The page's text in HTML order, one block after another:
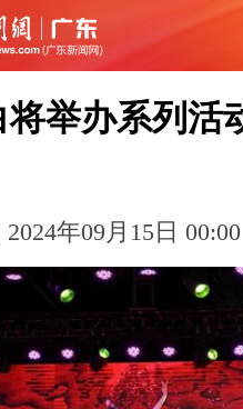
将举办系列活
年09月15日 00:00